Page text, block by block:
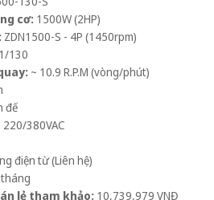
cơ: 1500W (2HP)
ZDN1500-S - 4P (1450rpm)
1/130
~ 10.9 R.P.M (vòng/phút)
đế
220/380VAC
điện từ (Liên hệ)
lẻ tham khảo: 10,739,979 VNĐ